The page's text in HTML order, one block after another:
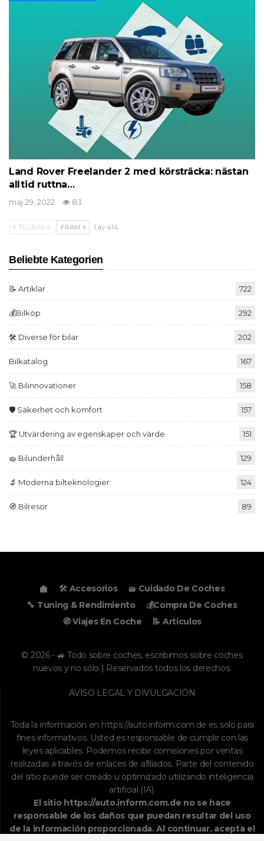
Land Rover Freelander 2 med körsträcka: nästan
alltid ruttna…
maj 29, 2022 83
TILLBAKA FRAM 1 av 414
Beliebte Kategorien
📝 Artiklar 722
💰Bilköp 292
🛠️ Diverse för bilar 202
Bilkatalog 167
🚀 Bilinnovationer 158
🛡️ Säkerhet och komfort 157
🏆 Utvärdering av egenskaper och värde 151
🧽 Bilunderhåll 129
🔬 Moderna bilteknologier 124
🧭 Bilresor 89
🛠️ Accesorios
🧽 Cuidado De Coches
🔧 Tuning & Rendimiento
💰Compra De Coches
🧭 Viajes En Coche
📝 Artículos
© 2026 - 🚙 Todo sobre coches, escribimos sobre coches
nuevos y no sólo | Reservados todos los derechos.
AVISO LEGAL Y DIVULGACIÓN
Toda la información en https://auto.inform.com.de es solo para
fines informativos. Usted es responsable de cumplir con las
leyes aplicables. Podemos recibir comisiones por ventas
realizadas a través de enlaces de afiliados. Parte del contenido
del sitio puede ser creado u optimizado utilizando inteligencia
artificial (IA).
El sitio https://auto.inform.com.de no se hace
responsable de los daños que puedan resultar del uso
de la información proporcionada. Al continuar, acepta el